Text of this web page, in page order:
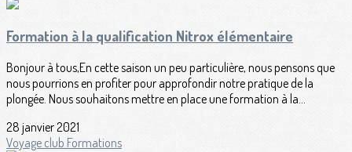
Formation à la qualification Nitrox élémentaire
Bonjour à tous,En cette saison un peu particulière, nous pensons que
nous pourrions en profiter pour approfondir notre pratique de la
plongée. Nous souhaitons mettre en place une formation à la...
28 janvier 2021
Voyage club Formations